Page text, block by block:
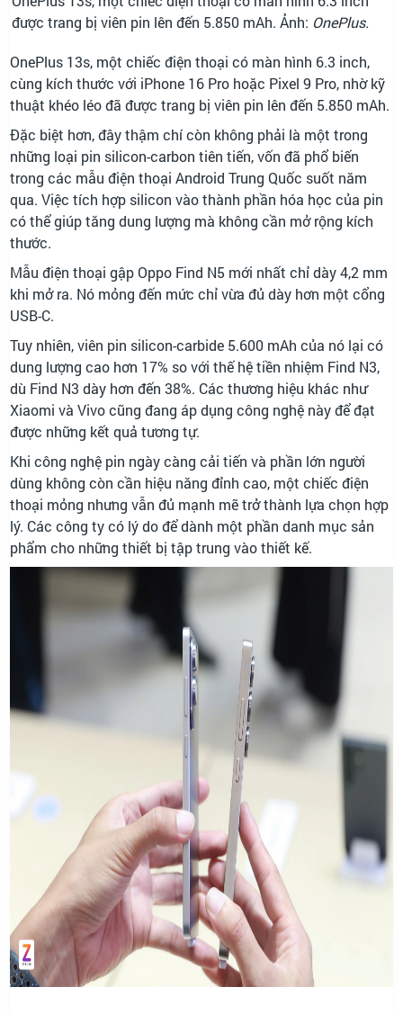
được trang bị viên pin lên đến 5.850 mAh. Ảnh: OnePlus.
OnePlus 13s, một chiếc điện thoại có màn hình 6.3 inch,
cùng kích thước với iPhone 16 Pro hoặc Pixel 9 Pro, nhờ kỹ
thuật khéo léo đã được trang bị viên pin lên đến 5.850 mAh.
Đặc biệt hơn, đây thậm chí còn không phải là một trong
những loại pin silicon-carbon tiên tiến, vốn đã phổ biến
trong các mẫu điện thoại Android Trung Quốc suốt năm
qua. Việc tích hợp silicon vào thành phần hóa học của pin
có thể giúp tăng dung lượng mà không cần mở rộng kích
thước.
Mẫu điện thoại gập Oppo Find N5 mới nhất chỉ dày 4,2 mm
khi mở ra. Nó mỏng đến mức chỉ vừa đủ dày hơn một cổng
USB-C.
Tuy nhiên, viên pin silicon-carbide 5.600 mAh của nó lại có
dung lượng cao hơn 17% so với thế hệ tiền nhiệm Find N3,
dù Find N3 dày hơn đến 38%. Các thương hiệu khác như
Xiaomi và Vivo cũng đang áp dụng công nghệ này để đạt
được những kết quả tương tự.
Khi công nghệ pin ngày càng cải tiến và phần lớn người
dùng không còn cần hiệu năng đỉnh cao, một chiếc điện
thoại mỏng nhưng vẫn đủ mạnh mẽ trở thành lựa chọn hợp
lý. Các công ty có lý do để dành một phần danh mục sản
phẩm cho những thiết bị tập trung vào thiết kế.